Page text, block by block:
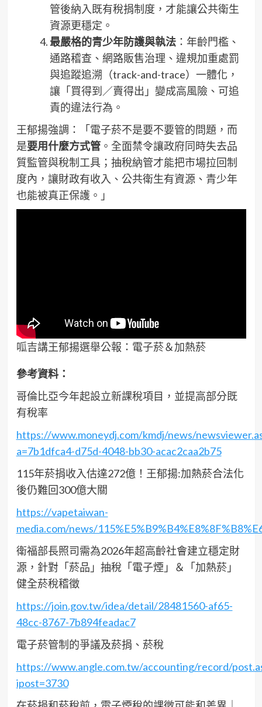
管後納入既有稅捐制度，才能讓公共衛生
資源更穩定。
最嚴格的青少年防護與執法：年齡門檻、
通路稽查、網路販售治理、違規加重處罰
與追蹤追溯（track-and-trace）一體化，
讓「買得到／賣得出」變成高風險、可追
責的違法行為。
王郁揚強調：「電子菸不是要不要管的問題，而
是要用什麼方式管。全面禁令讓政府同時失去品
質監管與稅制工具；抽稅納管才能把市場拉回制
度內，讓財政有收入、公共衛生有資源、青少年
也能被真正保護。」
呱吉講王郁揚選舉公報：電子菸＆加熱菸
參考資料：
哥倫比亞今年起設立新課稅項目，並提高部分既
有稅率
https://www.moneydj.com/kmdj/news/
a=7b1dfca4-d75d-4048-bb30-acac2caa2b75
115年菸捐收入估達272億！王郁揚:加熱菸合法化
後仍難回300億大關
https://vapetaiwan-
media.com/news/
衛福部長照司需為2026年超高齡社會建立穩定財
源，針對「菸品」抽稅「電子煙」＆「加熱菸」
健全菸稅稽徵
https://join.gov.tw/idea/detail/28481560-af65-
48cc-8767-7b894feadac7
電子菸管制的爭議及菸捐、菸稅
https://www.angle.com.tw/accounting/record/
ipost=3730